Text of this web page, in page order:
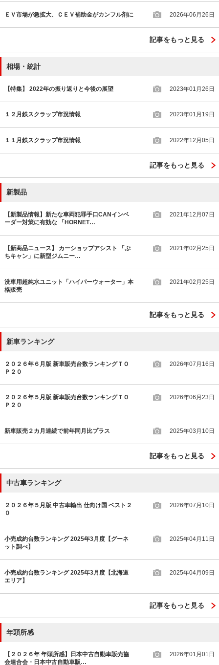
ＥＶ市場が急拡大、ＣＥＶ補助金がカンフル剤に 2026年06月26日
記事をもっと見る
相場・統計
【特集】 2022年の振り返りと今後の展望 2023年01月26日
１２月鉄スクラップ市況情報 2023年01月19日
１１月鉄スクラップ市況情報 2022年12月05日
記事をもっと見る
新製品
【新製品情報】新たな車両犯罪手口CANインベ
ーダー対策に有効な 「HORNET…
2021年12月07日
【新商品ニュース】 カーショップアシスト 「ぷ
ちキャン」に新型ジムニー…
2021年02月25日
洗車用超純水ユニット「ハイパーウォーター」本
格販売
2021年02月25日
記事をもっと見る
新車ランキング
２０２６年６月版 新車販売台数ランキングＴＯ
Ｐ２０
2026年07月16日
２０２６年５月版 新車販売台数ランキングＴＯ
Ｐ２０
2026年06月23日
新車販売２カ月連続で前年同月比プラス 2025年03月10日
記事をもっと見る
中古車ランキング
２０２６年５月版 中古車輸出 仕向け国 ベスト２
０
2026年07月10日
小売成約台数ランキング 2025年3月度【グーネ
ット調べ】
2025年04月11日
小売成約台数ランキング 2025年3月度【北海道
エリア】
2025年04月09日
記事をもっと見る
年頭所感
【２０２６年 年頭所感】日本中古自動車販売協
会連合会・日本中古自動車販…
2026年01月01日